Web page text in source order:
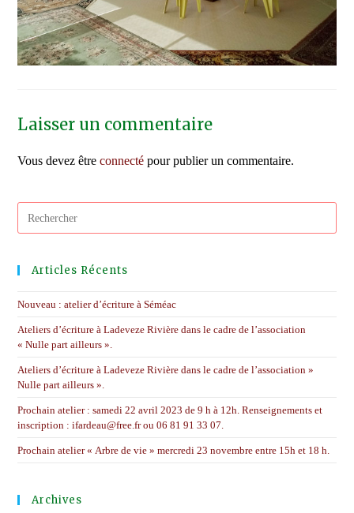
Laisser un commentaire
Vous devez êtreconnecté pour publier un commentaire.
Articles Récents
Nouveau : atelier d’écriture à Séméac
Ateliers d’écriture à Ladeveze Rivière dans le cadre de l’association
« Nulle part ailleurs ».
Ateliers d’écriture à Ladeveze Rivière dans le cadre de l’association »
Nulle part ailleurs ».
Prochain atelier : samedi 22 avril 2023 de 9 h à 12h. Renseignements et
inscription : ifardeau@free.fr ou 06 81 91 33 07.
Prochain atelier « Arbre de vie » mercredi 23 novembre entre 15h et 18 h.
Archives